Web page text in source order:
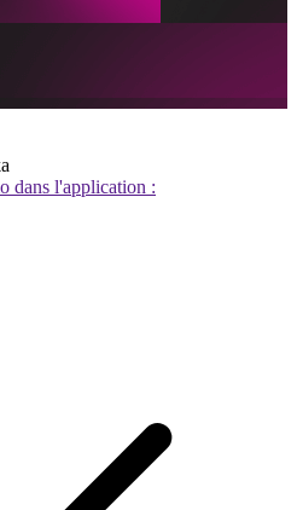
dans l'application :